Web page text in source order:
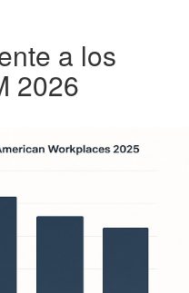
a los
2026